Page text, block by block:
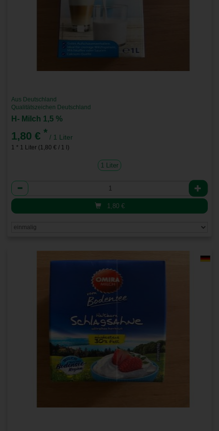
Aus Deutschland
Qualitätszeichen Deutschland
H- Milch 1,5 %
1,80 € * / 1 Liter
1 * 1 Liter (1,80 € / 1 l)
1 Liter
Anzahl
1,80 €